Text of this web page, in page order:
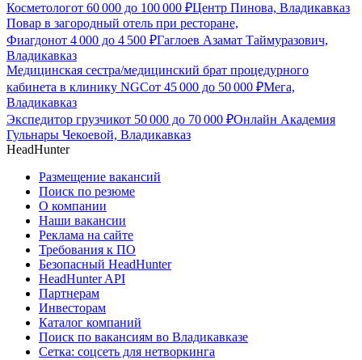
Косметологот 60 000 до 100 000 ₽Центр Пинова, Владикавказ
Повар в загородный отель при ресторане,
Фиагдонот 4 000 до 4 500 ₽Гаглоев Азамат Таймуразович,
Владикавказ
Медицинская сестра/медицинский брат процедурного
кабинета в клинику NGCот 45 000 до 50 000 ₽Мега,
Владикавказ
Экспедитор грузчикот 50 000 до 70 000 ₽Онлайн Академия
Гульнары Чекоевой, Владикавказ
HeadHunter
Размещение вакансий
Поиск по резюме
О компании
Наши вакансии
Реклама на сайте
Требования к ПО
Безопасный HeadHunter
HeadHunter API
Партнерам
Инвесторам
Каталог компаний
Поиск по вакансиям во Владикавказе
Сетка: соцсеть для нетворкинга